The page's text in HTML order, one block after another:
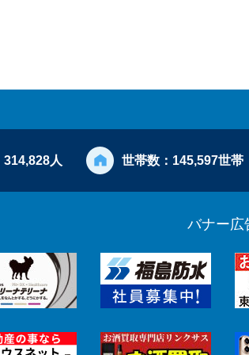
314,828人 世帯数： 145,597世帯
バナー広